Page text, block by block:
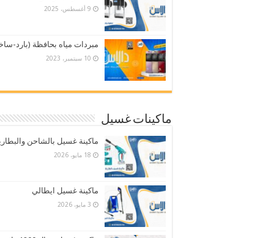
9 أغسطس، 2025
مبردات مياه بحافظة (بارد-
10 سبتمبر، 2023
ماكينات غسيل
ماكينة غسيل بالشاحن
18 مايو، 2026
ماكينة غسيل ايطالي
3 مايو، 2026